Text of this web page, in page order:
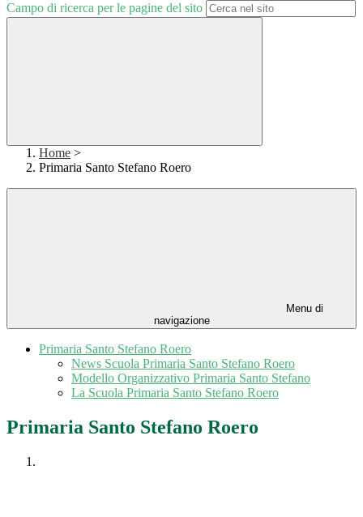
Campo di ricerca per le pagine del sito
Home >
Primaria Santo Stefano Roero
Menu di
navigazione
Primaria Santo Stefano Roero
News Scuola Primaria Santo Stefano Roero
Modello Organizzativo Primaria Santo Stefano
La Scuola Primaria Santo Stefano Roero
Primaria Santo Stefano Roero